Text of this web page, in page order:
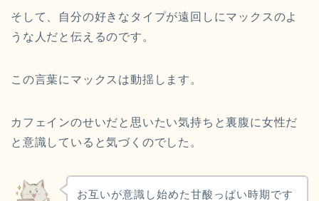
そして、自分の好きなタイプが遠回しにマックスのよ
うな人だと伝えるのです。
この言葉にマックスは動揺します。
カフェインのせいだと思いたい気持ちと裏腹に女性だ
と意識していると気づくのでした。
お互いが意識し始めた甘酸っぱい時期です